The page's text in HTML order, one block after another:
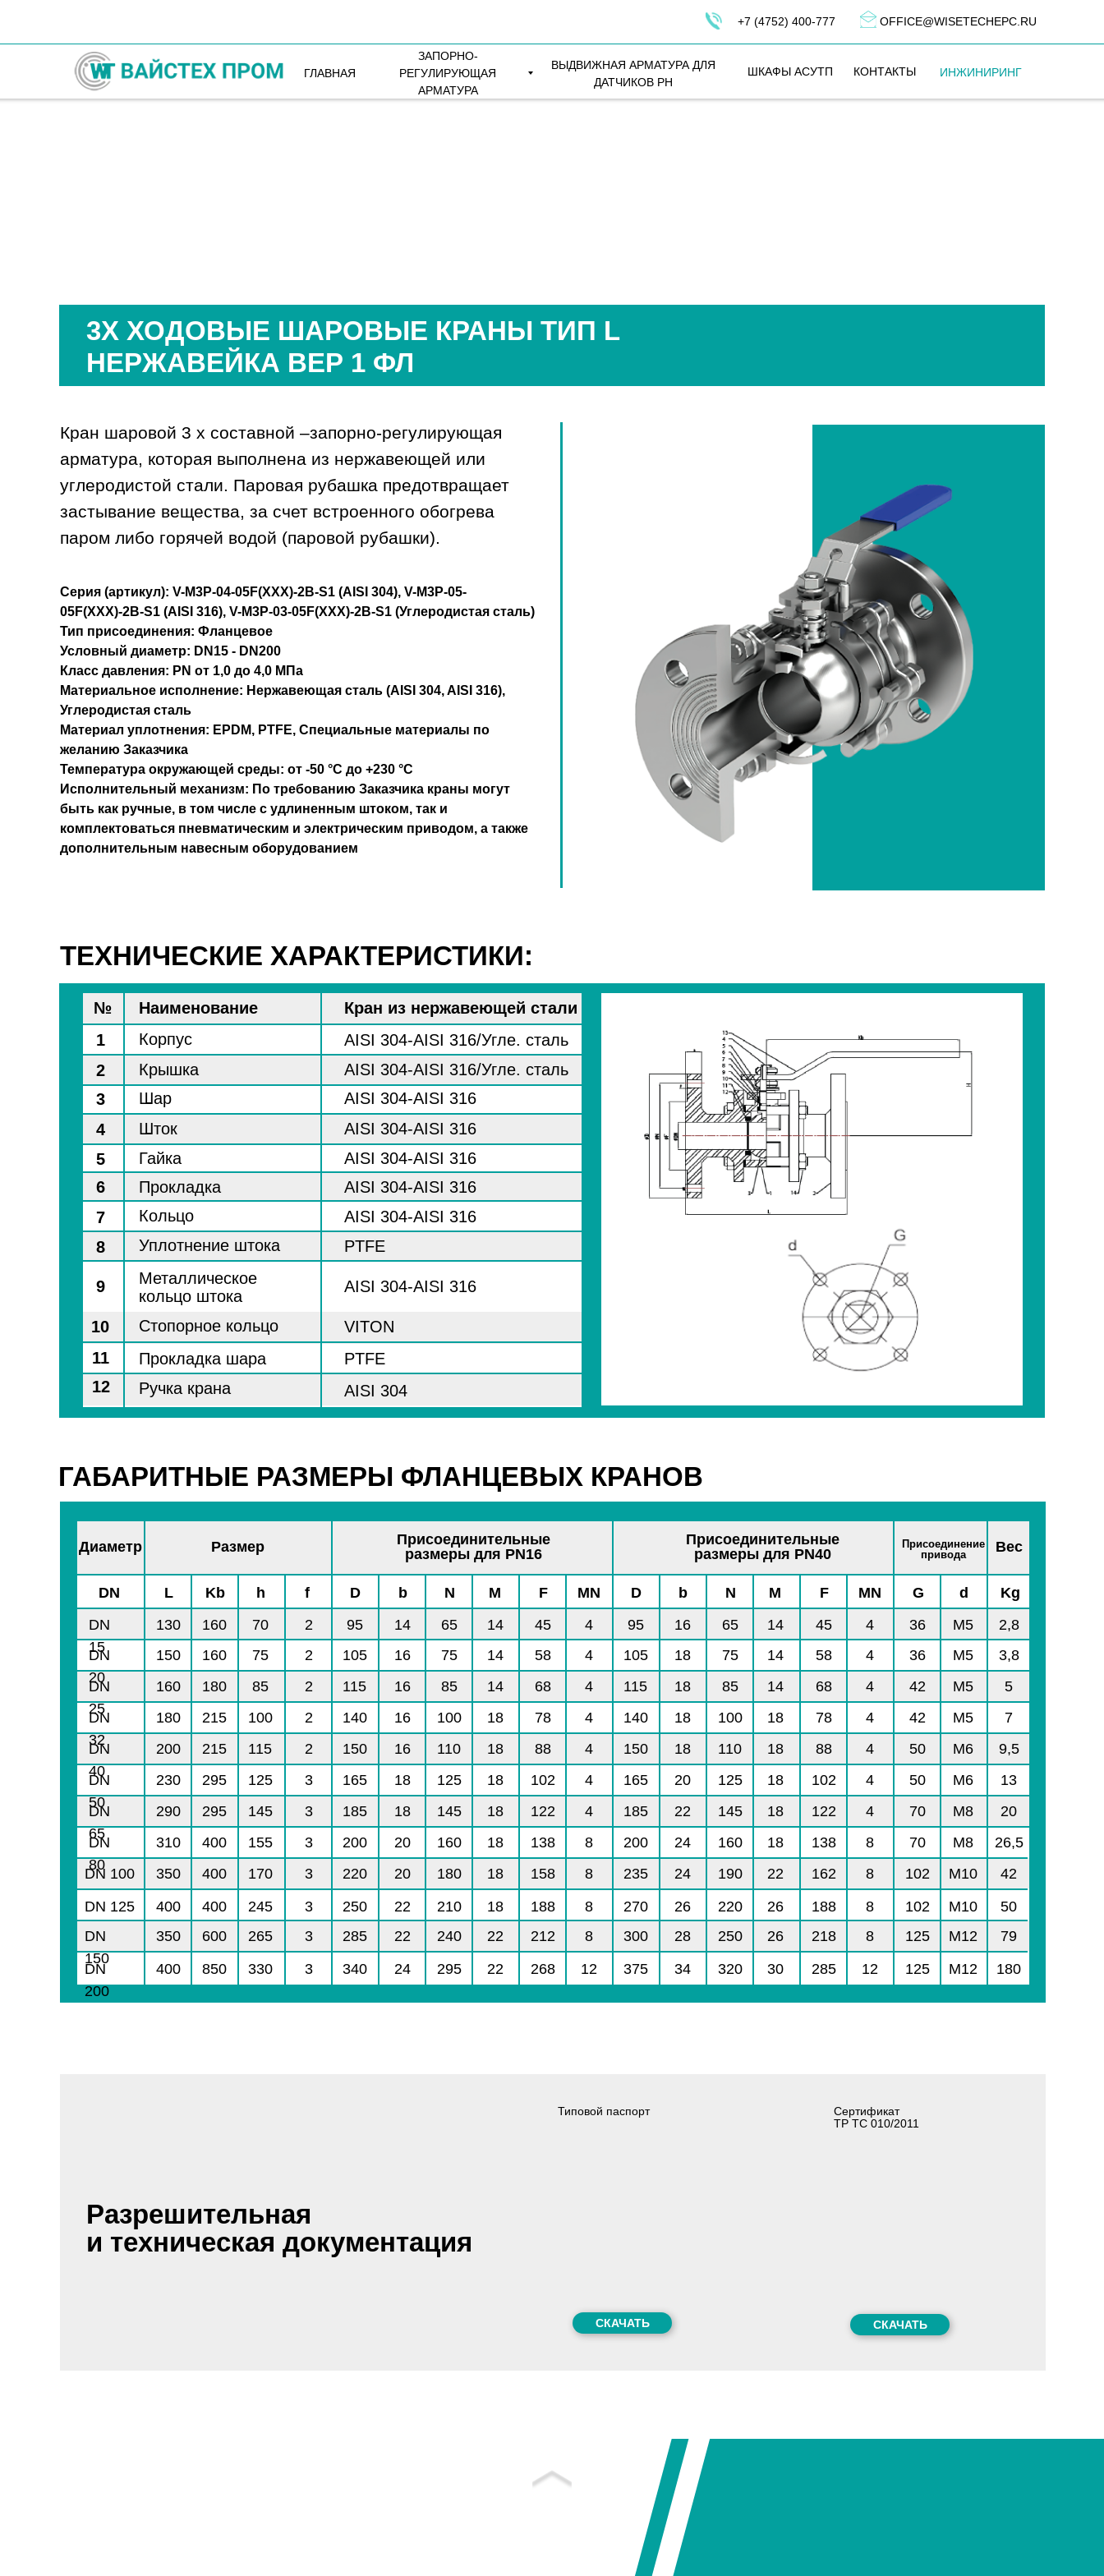
ЗАПОРНО-
РЕГУЛИРУЮЩАЯ
АРМАТУРА
ГЛАВНАЯ ШКАФЫ АСУТП
ВЫДВИЖНАЯ АРМАТУРА ДЛЯ
ДАТЧИКОВ PH
КОНТАКТЫ
OFFICE@WISETECHEPC.RU
+7 (4752) 400-777
ИНЖИНИРИНГ
Кран шаровой 3 х составной –запорно-регулирующая
арматура, которая выполнена из нержавеющей или
углеродистой стали. Паровая рубашка предотвращает
застывание вещества, за счет встроенного обогрева
паром либо горячей водой (паровой рубашки).
Серия (артикул): V-M3P-04-05F(XXX)-2B-S1 (AISI 304), V-M3P-05-
05F(XXX)-2B-S1 (AISI 316), V-M3P-03-05F(XXX)-2B-S1 (Углеродистая сталь)
Тип присоединения: Фланцевое
Условный диаметр: DN15 - DN200
Класс давления: PN от 1,0 до 4,0 МПа
Материальное исполнение: Нержавеющая сталь (AISI 304, AISI 316),
Углеродистая сталь
Материал уплотнения: EPDM, PTFE, Специальные материалы по
желанию Заказчика
Температура окружающей среды: от -50 °C до +230 °C
Исполнительный механизм: По требованию Заказчика краны могут
быть как ручные, в том числе с удлиненным штоком, так и
комплектоваться пневматическим и электрическим приводом, а также
дополнительным навесным оборудованием
ТЕХНИЧЕСКИЕ ХАРАКТЕРИСТИКИ:
3Х ХОДОВЫЕ ШАРОВЫЕ КРАНЫ ТИП L
НЕРЖАВЕЙКА ВЕР 1 ФЛ
9
№
1
2
3
4
5
6
7
8
12
10
11
Крышка
Наименование
AISI 304-AISI 316/Угле. сталь
Корпус AISI 304-AISI 316/Угле. сталь
Кран из нержавеющей стали
Шар
Шток
Прокладка
Гайка
Уплотнение штока
Кольцо
Ручка крана
Стопорное кольцо
Прокладка шара
Металлическое
кольцо штока
AISI 304
VITON
PTFE
AISI 304-AISI 316
AISI 304-AISI 316
AISI 304-AISI 316
AISI 304-AISI 316
AISI 304-AISI 316
PTFE
AISI 304-AISI 316
ГАБАРИТНЫЕ РАЗМЕРЫ ФЛАНЦЕВЫХ КРАНОВ
Присоединительные
размеры для PN16
Размер
Присоединение
привода
Вес
Присоединительные
размеры для PN40
Диаметр
F
DN L Kb h f D b N M F MN D b N M MN Kg
G d
DN
200
160 180
DN
20
DN
25
DN
32
DN
40
DN
50
DN
65
DN
80
DN 100
DN 125
DN
150
DN
15
85
130 160
180
75
340
4
4
5
7
9,5
13
20
26,5
42
50
79
70
22
105
320
140
150
165
185
200
220
250
285
95
85
14
14
18
18
18
18
18
18
18
22
14
65
75
115
100
110
125
145
160
190
220
250
375
105
115
140
150
165
185
200
235
270
300
95
M12
M5
M5
M5
M6
M6
M8
M8
M10
M10
M12
3,8
3
2
2
2
2
2
3
3
3
3
3
3
268
58
68
78
88
102
122
138
158
188
212
45
24
16
16
16
16
18
18
20
20
22
22
14
295
85
65
75
100
110
125
145
160
180
210
240
285
58
68
78
88
102
122
138
162
188
218
45
34
18
18
18
18
20
22
24
24
26
28
16
12
4
4
4
4
4
4
4
8
8
8
8
30
14
14
18
18
18
18
18
22
26
26
14
125
36
42
42
50
50
70
70
102
102
125
36 M5 2,8
12
4
4
4
4
4
8
8
8
8
150 160
200 215
180
330
215
100
115
125
145
155
170
245
265
400
230
290
310
350
400
350
850
295
295
400
400
400
600
СКАЧАТЬ СКАЧАТЬ
Сертификат
ТР ТС 010/2011
Типовой паспорт
Разрешительная
и техническая документация